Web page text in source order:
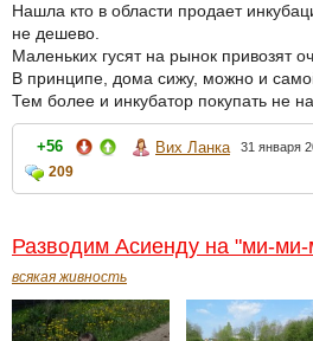
Нашла кто в области продает
не дешево.
Маленьких гусят на рынок привозят
В принципе, дома сижу, можно и
Тем более и инкубатор покупать не
+56 Вих Ланка 31 января
209
Разводим Асиенду на "ми-ми-
всякая живность